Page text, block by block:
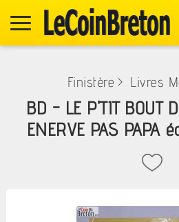
Finistère > Livres
BD - LE P'TIT BOUT
ENERVE PAS PAPA